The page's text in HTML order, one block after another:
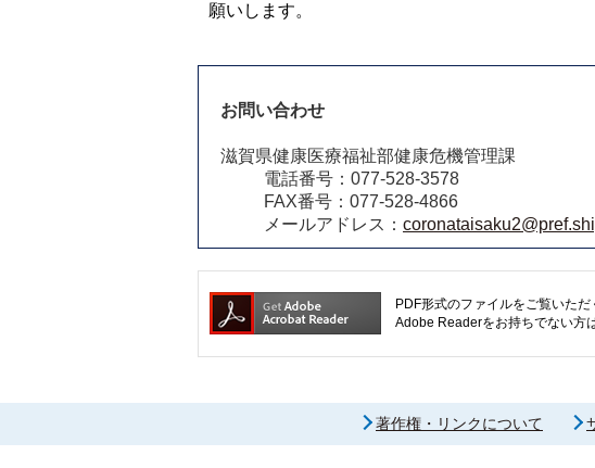
願いします。
お問い合わせ
滋賀県健康医療福祉部健康危機管理課
電話番号：077-528-3578
FAX番号：077-528-4866
メールアドレス：
PDF形式のファイルをご覧いた
Adobe Readerをお持ちでない方
著作権・リンクについて